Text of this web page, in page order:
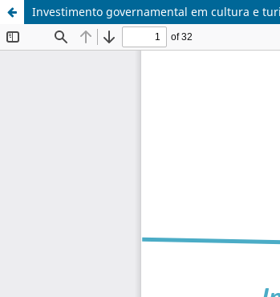
Investimento governamental em cultura e